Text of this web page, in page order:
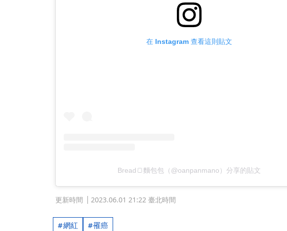
在 Instagram 查看這則貼文
Bread🍞麵包包（@oanpanmano）分享的貼文
更新時間 2023.06.01 21:22 臺北時間
網紅 罹癌